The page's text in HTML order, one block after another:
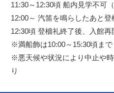
11:30～12:30頃 船内見学不可
12:00～ 汽笛を鳴らしたあと登
12:30頃 登檣礼終了後、入館再
※満船飾は10:00～15:30頃まで
※悪天候や状況により中止や
り